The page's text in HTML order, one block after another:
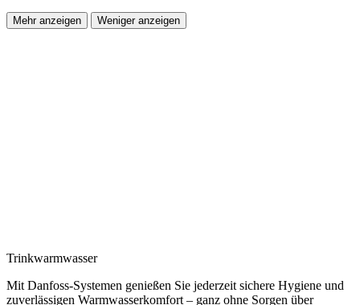
Mehr anzeigen Weniger anzeigen
Trinkwarmwasser
Mit Danfoss-Systemen genießen Sie jederzeit sichere Hygiene und
zuverlässigen Warmwasserkomfort – ganz ohne Sorgen über